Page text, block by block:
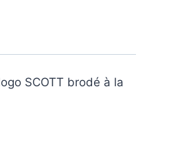
SCOTT brodé à la